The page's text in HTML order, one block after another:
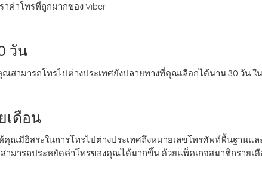
ค่าโทรที่ถูกมากของ Viber
วัน
สามารถโทรไปต่างประเทศยังปลายทางที่คุณเลือกได้นาน 30 วัน ใ
เดือน
คุณมีอิสระในการโทรไปต่างประเทศถึงหมายเลขโทรศัพท์พื้นฐาน
ามารถประหยัดค่าโทรของคุณได้มากขึ้น ด้วยแพ็คเกจสมาชิกรายเ